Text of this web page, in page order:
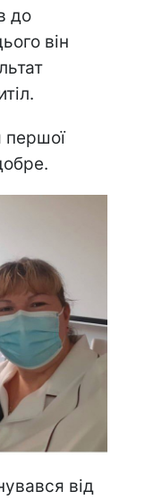
до
він
першої
від